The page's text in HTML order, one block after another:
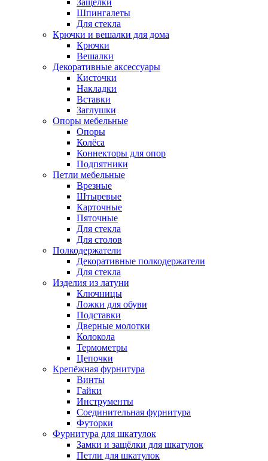
Защёлки
Шпингалеты
Для стекла
Крючки и вешалки для дома
Крючки
Вешалки
Декоративные аксессуары
Кисточки
Накладки
Вставки
Заглушки
Опоры мебельные
Опоры
Колёса
Коннекторы для опор
Подпятники
Петли мебельные
Врезные
Штыревые
Карточные
Пяточные
Для стекла
Для столов
Полкодержатели
Декоративные полкодержатели
Для стекла
Изделия из латуни
Ключницы
Ложки для обуви
Подставки
Дверные молотки
Колокола
Термометры
Цепочки
Крепёжная фурнитура
Винты
Гайки
Инструменты
Соединительная фурнитура
Футорки
Фурнитура для шкатулок
Замки и защёлки для шкатулок
Петли для шкатулок